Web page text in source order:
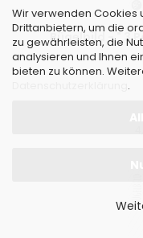
Wir verwenden Cookies
Drittanbietern, um die
zu gewährleisten, die
analysieren und Ihnen
bieten zu können.
.
Bügelbild - " 3